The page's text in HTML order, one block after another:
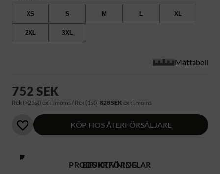
XS S M L XL
2XL 3XL
Måttabell
752 SEK
Rek (>25st) exkl. moms / Rek (1st): 828 SEK exkl. moms
KÖP HOS ÅTERFÖRSÄLJARE
PRODUKTFÖRDELAR
BESKRIVNING